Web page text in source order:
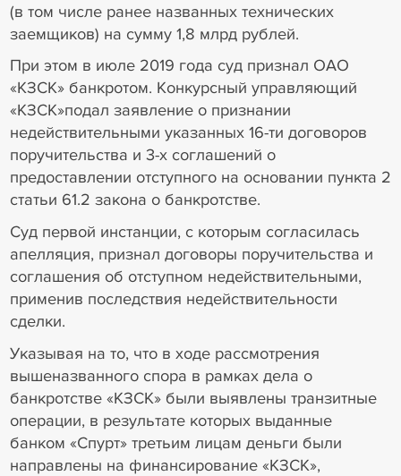
(в том числе ранее названных технических
заемщиков) на сумму 1,8 млрд рублей.
При этом в июле 2019 года суд признал ОАО
«КЗСК» банкротом. Конкурсный управляющий
«КЗСК»подал заявление о признании
недействительными указанных 16-ти договоров
поручительства и 3-х соглашений о
предоставлении отступного на основании пункта 2
статьи 61.2 закона о банкротстве.
Суд первой инстанции, с которым согласилась
апелляция, признал договоры поручительства и
соглашения об отступном недействительными,
применив последствия недействительности
сделки.
Указывая на то, что в ходе рассмотрения
вышеназванного спора в рамках дела о
банкротстве «КЗСК» были выявлены транзитные
операции, в результате которых выданные
банком «Спурт» третьим лицам деньги были
направлены на финансирование «КЗСК»,